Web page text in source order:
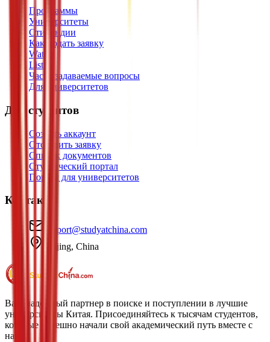
Программы
Университеты
Стипендии
Как подать заявку
Watch
Listen
Часто задаваемые вопросы
Для университетов
Для студентов
Создать аккаунт
Отследить заявку
Список документов
Студенческий портал
Портал для университетов
Контакты
support@studyatchina.com
Beijing, China
Ваш надежный партнер в поиске и поступлении в лучшие
университеты Китая. Присоединяйтесь к тысячам студентов,
которые успешно начали свой академический путь вместе с
нами.